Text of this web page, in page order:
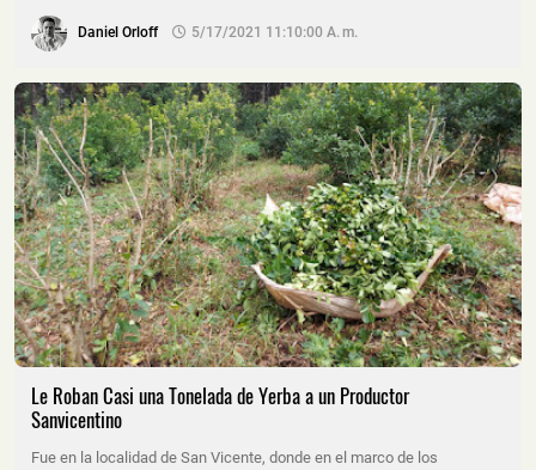
Daniel Orloff 5/17/2021 11:10:00 A. M.
Le Roban Casi una Tonelada de Yerba a un Productor
Sanvicentino
Fue en la localidad de San Vicente, donde en el marco de los